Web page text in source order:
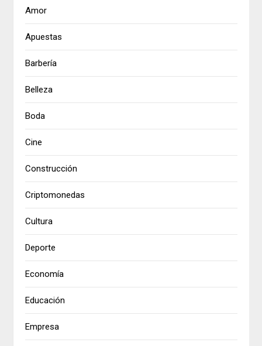
Amor
Apuestas
Barbería
Belleza
Boda
Cine
Construcción
Criptomonedas
Cultura
Deporte
Economía
Educación
Empresa